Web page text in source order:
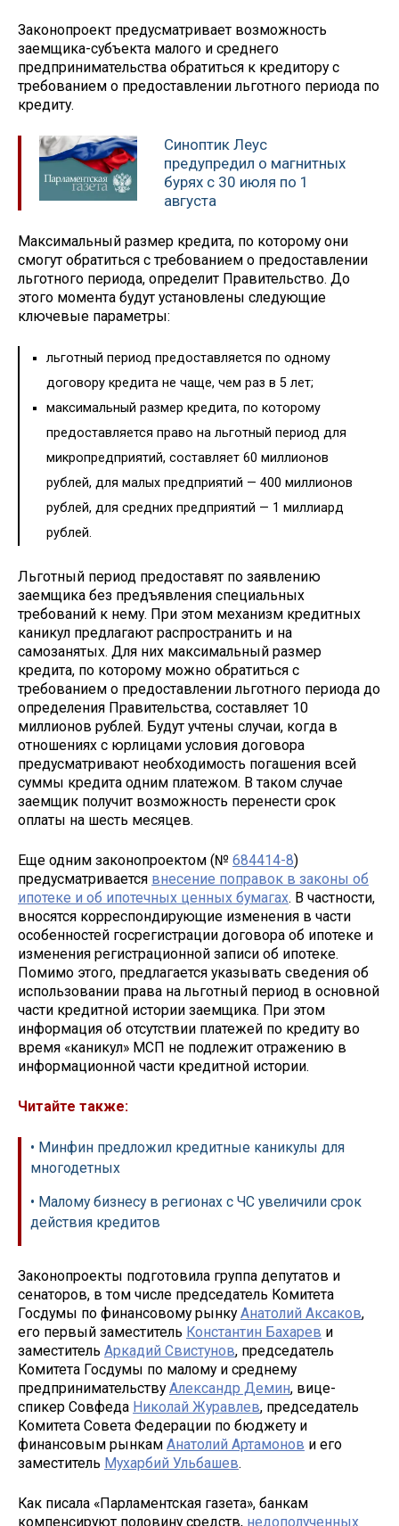
Законопроект предусматривает возможность
заемщика-субъекта малого и среднего
предпринимательства обратиться к кредитору с
требованием о предоставлении льготного периода по
кредиту.
Синоптик Леус
предупредил о магнитных
бурях с 30 июля по 1
августа
Максимальный размер кредита, по которому они
смогут обратиться с требованием о предоставлении
льготного периода, определит Правительство. До
этого момента будут установлены следующие
ключевые параметры:
льготный период предоставляется по одному
договору кредита не чаще, чем раз в 5 лет;
максимальный размер кредита, по которому
предоставляется право на льготный период для
микропредприятий, составляет 60 миллионов
рублей, для малых предприятий — 400 миллионов
рублей, для средних предприятий — 1 миллиард
рублей.
Льготный период предоставят по заявлению
заемщика без предъявления специальных
требований к нему. При этом механизм кредитных
каникул предлагают распространить и на
самозанятых. Для них максимальный размер
кредита, по которому можно обратиться с
требованием о предоставлении льготного периода до
определения Правительства, составляет 10
миллионов рублей. Будут учтены случаи, когда в
отношениях с юрлицами условия договора
предусматривают необходимость погашения всей
суммы кредита одним платежом. В таком случае
заемщик получит возможность перенести срок
оплаты на шесть месяцев.
Еще одним законопроектом (№ 684414-8)
предусматривается внесение поправок в законы об
ипотеке и об ипотечных ценных бумагах. В частности,
вносятся корреспондирующие изменения в части
особенностей госрегистрации договора об ипотеке и
изменения регистрационной записи об ипотеке.
Помимо этого, предлагается указывать сведения об
использовании права на льготный период в основной
части кредитной истории заемщика. При этом
информация об отсутствии платежей по кредиту во
время «каникул» МСП не подлежит отражению в
информационной части кредитной истории.
Читайте также:
• Минфин предложил кредитные каникулы для
многодетных
• Малому бизнесу в регионах с ЧС увеличили срок
действия кредитов
Законопроекты подготовила группа депутатов и
сенаторов, в том числе председатель Комитета
Госдумы по финансовому рынкуАнатолий Аксаков,
его первый заместитель Константин Бахарев и
заместитель Аркадий Свистунов, председатель
Комитета Госдумы по малому и среднему
предпринимательствуАлександр Демин, вице-
спикер Совфеда Николай Журавлев, председатель
Комитета Совета Федерации по бюджету и
финансовым рынкам Анатолий Артамонов и его
заместитель Мухарбий Ульбашев.
Как писала «Парламентская газета», банкам
компенсируют половину средств, недополученных